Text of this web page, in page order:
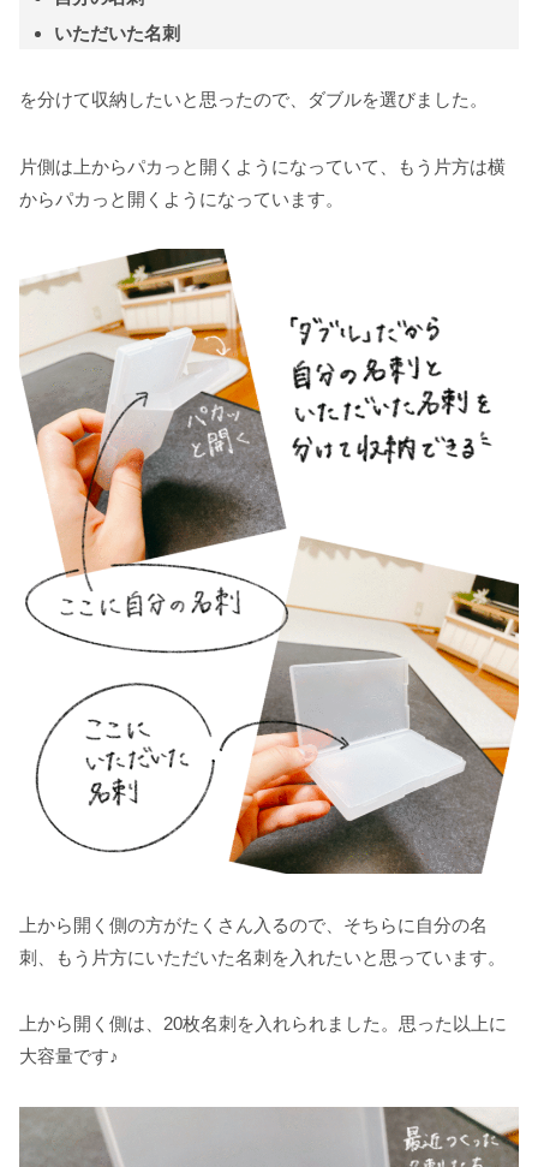
いただいた名刺
を分けて収納したいと思ったので、ダブルを選びました。
片側は上からパカっと開くようになっていて、もう片方は横
からパカっと開くようになっています。
上から開く側の方がたくさん入るので、そちらに自分の名
刺、もう片方にいただいた名刺を入れたいと思っています。
上から開く側は、20枚名刺を入れられました。思った以上に
大容量です♪